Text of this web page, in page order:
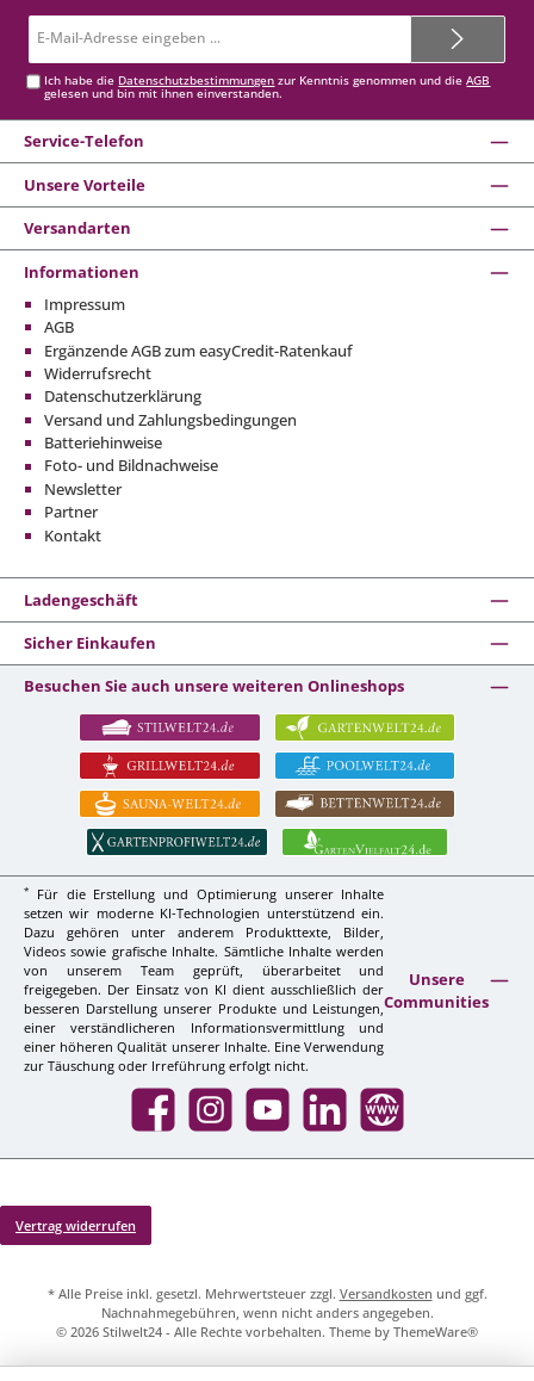
Mail-
Ich habe die Datenschutzbestimmungen zur Kenntnis genommen und dieAGB
gelesen und bin mit ihnen einverstanden.
Service-Telefon
Unsere Vorteile
Versandarten
Informationen
Impressum
AGB
Ergänzende AGB zum easyCredit-Ratenkauf
Widerrufsrecht
Datenschutzerklärung
Versand und Zahlungsbedingungen
Batteriehinweise
Foto- und Bildnachweise
Newsletter
Partner
Kontakt
Ladengeschäft
Sicher Einkaufen
Besuchen Sie auch unsere weiteren Onlineshops
*
Für die Erstellung und Optimierung unserer Inhalte
setzen wir moderne KI-Technologien unterstützend ein.
Dazu gehören unter anderem Produkttexte, Bilder,
Videos sowie grafische Inhalte. Sämtliche Inhalte werden
von unserem Team geprüft, überarbeitet und
freigegeben. Der Einsatz von KI dient ausschließlich der
besseren Darstellung unserer Produkte und Leistungen,
einer verständlicheren Informationsvermittlung und
einer höheren Qualität unserer Inhalte. Eine Verwendung
zur Täuschung oder Irreführung erfolgt nicht.
Unsere
Communities
Facebook InstagramYouTube LinkedIn Website
Vertrag widerrufen
* Alle Preise inkl. gesetzl. Mehrwertsteuer zzgl. Versandkosten und ggf.
Nachnahmegebühren, wenn nicht anders angegeben.
© 2026 Stilwelt24 - Alle Rechte vorbehalten. Theme by ThemeWare®